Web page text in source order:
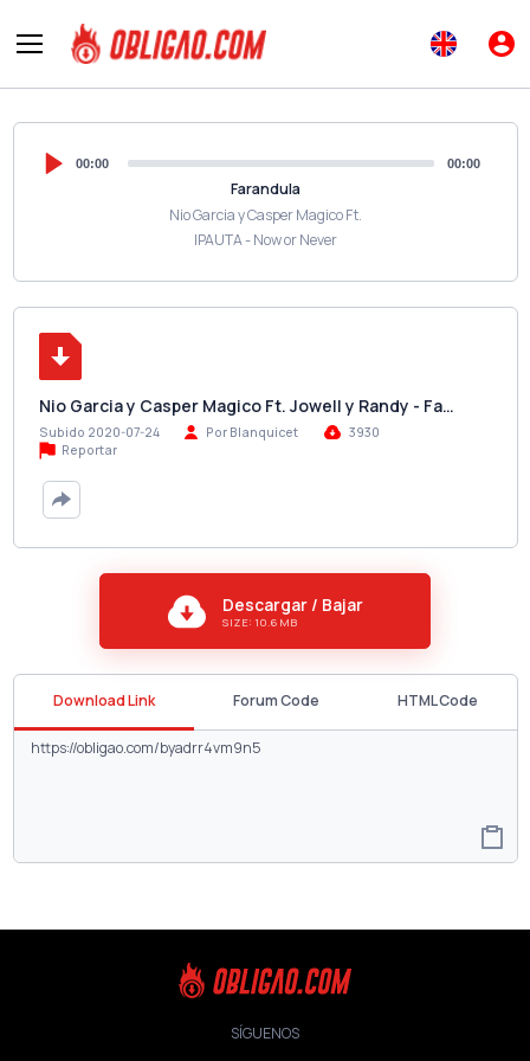
00:00 00:00
Farandula
Nio Garcia y Casper Magico Ft.
IPAUTA - Now or Never
Nio Garcia y Casper Magico Ft. Jowell y Randy - Fa…
Subido 2020-07-24 Por Blanquicet
3930
Reportar
Descargar / Bajar
SIZE: 10.6 MB
Download Link Forum Code HTML Code
SÍGUENOS